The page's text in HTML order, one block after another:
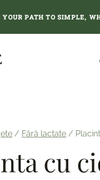
PATH TO SIMPLE,
/ Fără lactate /
cu